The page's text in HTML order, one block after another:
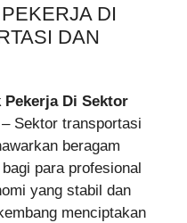
DI
DAN
Di Sektor
Sektor transportasi
beragam
para profesional
yang stabil dan
menciptakan